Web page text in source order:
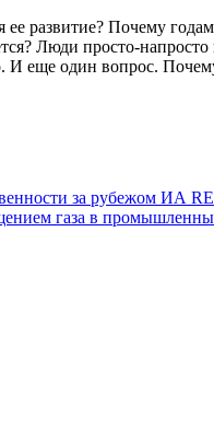
развитие? Почему
Люди просто-
И еще один вопрос.
за рубежом ИА
газа в